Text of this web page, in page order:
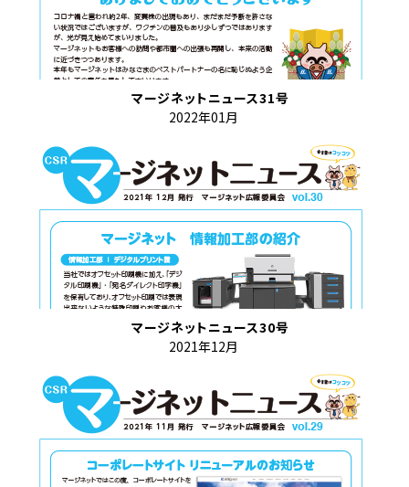
マージネットニュース31号
2022年01月
マージネットニュース30号
2021年12月